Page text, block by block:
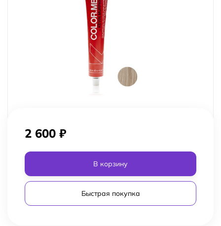
2 600 ₽
В корзину
Быстрая покупка